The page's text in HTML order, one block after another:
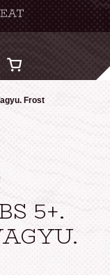
Frost
Frost
5+.